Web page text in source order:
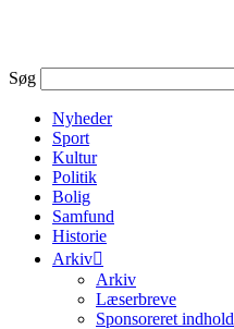
Søg
Nyheder
Sport
Kultur
Politik
Bolig
Samfund
Historie
Arkiv
Arkiv
Læserbreve
Sponsoreret indhold